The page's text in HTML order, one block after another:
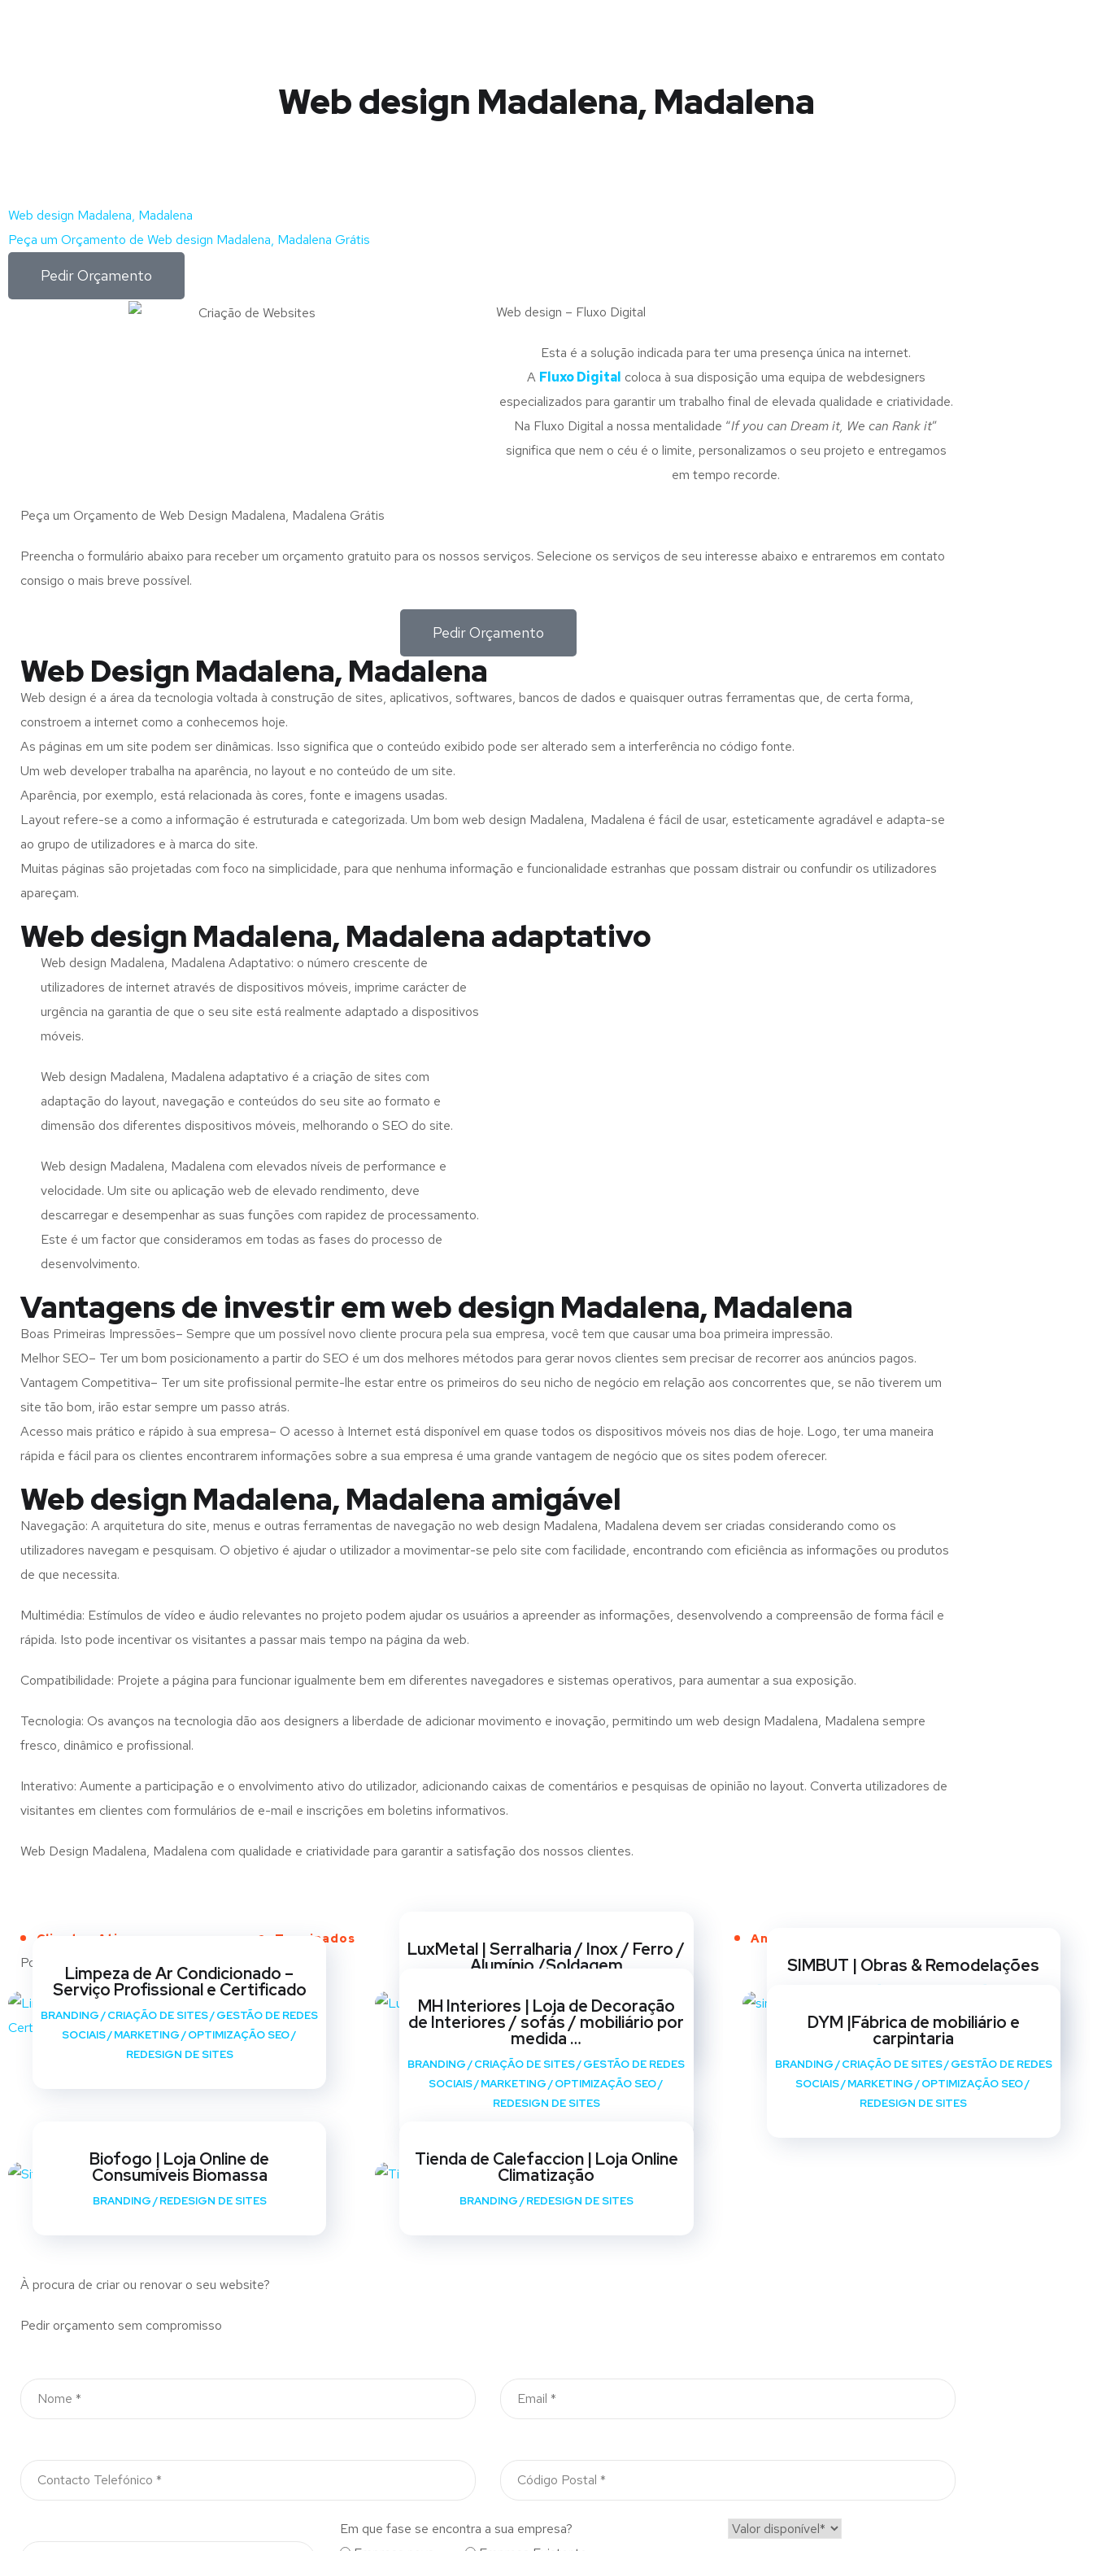
Web design Madalena, Madalena
Web design Madalena, Madalena
Peça um Orçamento de Web design Madalena, Madalena Grátis
Pedir Orçamento
Web design – Fluxo Digital
Esta é a solução indicada para ter uma presença única na internet.
A Fluxo Digital coloca à sua disposição uma equipa de webdesigners
especializados para garantir um trabalho final de elevada qualidade e criatividade.
Na Fluxo Digital a nossa mentalidade “If you can Dream it, We can Rank it”
significa que nem o céu é o limite, personalizamos o seu projeto e entregamos
em tempo recorde.
Peça um Orçamento de Web Design Madalena, Madalena Grátis
Preencha o formulário abaixo para receber um orçamento gratuito para os nossos serviços. Selecione os serviços de seu interesse abaixo e entraremos em contato
consigo o mais breve possível.
Pedir Orçamento
Web Design Madalena, Madalena
Web design é a área da tecnologia voltada à construção de sites, aplicativos, softwares, bancos de dados e quaisquer outras ferramentas que, de certa forma,
constroem a internet como a conhecemos hoje.
As páginas em um site podem ser dinâmicas. Isso significa que o conteúdo exibido pode ser alterado sem a interferência no código fonte.
Um web developer trabalha na aparência, no layout e no conteúdo de um site.
Aparência, por exemplo, está relacionada às cores, fonte e imagens usadas.
Layout refere-se a como a informação é estruturada e categorizada. Um bom web design Madalena, Madalena é fácil de usar, esteticamente agradável e adapta-se
ao grupo de utilizadores e à marca do site.
Muitas páginas são projetadas com foco na simplicidade, para que nenhuma informação e funcionalidade estranhas que possam distrair ou confundir os utilizadores
apareçam.
Web design Madalena, Madalena adaptativo
Web design Madalena, Madalena Adaptativo: o número crescente de
utilizadores de internet através de dispositivos móveis, imprime carácter de
urgência na garantia de que o seu site está realmente adaptado a dispositivos
móveis.
Web design Madalena, Madalena adaptativo é a criação de sites com
adaptação do layout, navegação e conteúdos do seu site ao formato e
dimensão dos diferentes dispositivos móveis, melhorando o SEO do site.
Web design Madalena, Madalena com elevados níveis de performance e
velocidade. Um site ou aplicação web de elevado rendimento, deve
descarregar e desempenhar as suas funções com rapidez de processamento.
Este é um factor que consideramos em todas as fases do processo de
desenvolvimento.
Vantagens de investir em web design Madalena, Madalena
Boas Primeiras Impressões– Sempre que um possível novo cliente procura pela sua empresa, você tem que causar uma boa primeira impressão.
Melhor SEO– Ter um bom posicionamento a partir do SEO é um dos melhores métodos para gerar novos clientes sem precisar de recorrer aos anúncios pagos.
Vantagem Competitiva– Ter um site profissional permite-lhe estar entre os primeiros do seu nicho de negócio em relação aos concorrentes que, se não tiverem um
site tão bom, irão estar sempre um passo atrás.
Acesso mais prático e rápido à sua empresa– O acesso à Internet está disponível em quase todos os dispositivos móveis nos dias de hoje. Logo, ter uma maneira
rápida e fácil para os clientes encontrarem informações sobre a sua empresa é uma grande vantagem de negócio que os sites podem oferecer.
Web design Madalena, Madalena amigável
Navegação: A arquitetura do site, menus e outras ferramentas de navegação no web design Madalena, Madalena devem ser criadas considerando como os
utilizadores navegam e pesquisam. O objetivo é ajudar o utilizador a movimentar-se pelo site com facilidade, encontrando com eficiência as informações ou produtos
de que necessita.
Multimédia: Estímulos de vídeo e áudio relevantes no projeto podem ajudar os usuários a apreender as informações, desenvolvendo a compreensão de forma fácil e
rápida. Isto pode incentivar os visitantes a passar mais tempo na página da web.
Compatibilidade: Projete a página para funcionar igualmente bem em diferentes navegadores e sistemas operativos, para aumentar a sua exposição.
Tecnologia: Os avanços na tecnologia dão aos designers a liberdade de adicionar movimento e inovação, permitindo um web design Madalena, Madalena sempre
fresco, dinâmico e profissional.
Interativo: Aumente a participação e o envolvimento ativo do utilizador, adicionando caixas de comentários e pesquisas de opinião no layout. Converta utilizadores de
visitantes em clientes com formulários de e-mail e inscrições em boletins informativos.
Web Design Madalena, Madalena com qualidade e criatividade para garantir a satisfação dos nossos clientes.
Clientes Ativos Terminados Anos de Serviço
Portfólio
Limpeza de Ar Condicionado –
Serviço Profissional e Certificado
BRANDING/CRIAÇÃO DE SITES/GESTÃO DE REDES
SOCIAIS/MARKETING/OPTIMIZAÇÃO SEO/
REDESIGN DE SITES
LuxMetal | Serralharia / Inox / Ferro /
Alumínio /Soldagem
SOCIAIS/ MARKETING/OPTIMIZAÇÃO SEO/
REDESIGN DE SITES
SIMBUT | Obras & Remodelações
REDESIGN DE SITES
MH Interiores | Loja de Decoração
de Interiores / sofás / mobiliário por
medida …
BRANDING /CRIAÇÃO DE SITES/GESTÃO DE REDES
SOCIAIS/MARKETING/OPTIMIZAÇÃO SEO/
REDESIGN DE SITES
DYM |Fábrica de mobiliário e
carpintaria
BRANDING/CRIAÇÃO DE SITES/GESTÃO DE REDES
SOCIAIS/MARKETING/OPTIMIZAÇÃO SEO/
REDESIGN DE SITES
Biofogo | Loja Online de
Consumíveis Biomassa
BRANDING/REDESIGN DE SITES
Tienda de Calefaccion | Loja Online
Climatização
BRANDING/REDESIGN DE SITES
À procura de criar ou renovar o seu website?
Pedir orçamento sem compromisso
Em que fase se encontra a sua empresa?